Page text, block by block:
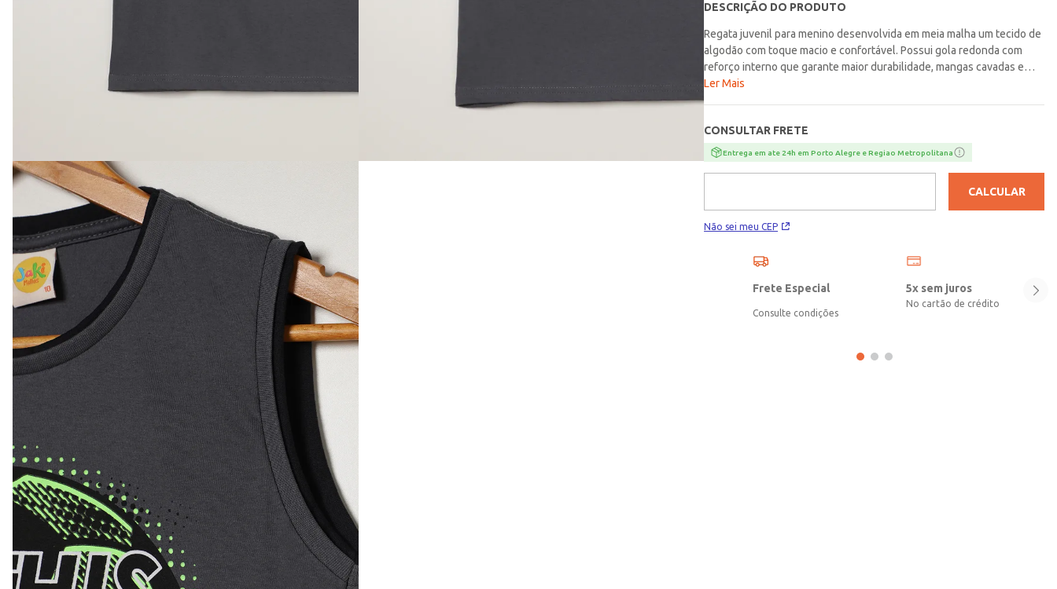
DESCRIÇÃO DO PRODUTO
Regata juvenil para menino desenvolvida em meia malha um tecido de
algodão com toque macio e confortável. Possui gola redonda com
reforço interno que garante maior durabilidade, mangas cavadas e
barra com acabamento simples. O seu diferencial fica por conta da
malha\nComposição: 100% algodão
Ler Mais
CONSULTAR FRETE
Entrega em ate 24h em Porto Alegre e Regiao Metropolitana
Não sei meu CEP
CALCULAR
Frete Especial
Consulte condições
5x sem juros
No cartão de crédito